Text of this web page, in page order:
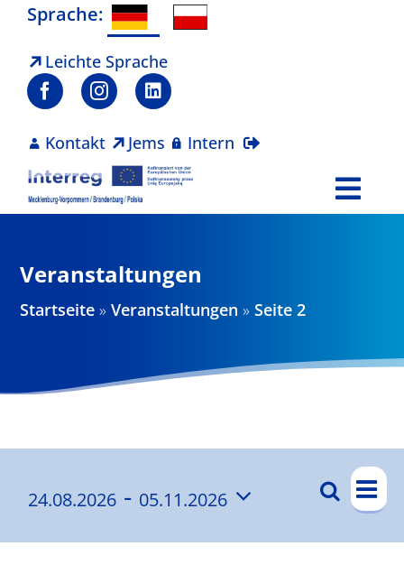
Zum
springen
Sprache:
Leichte Sprache
Kontakt Jems Intern
Projekte
Veranstaltungen
Startseite »Veranstaltungen »Seite 2
V
e
Suche
V
e
r
24.08.2026 - 05.11.2026
wählen.